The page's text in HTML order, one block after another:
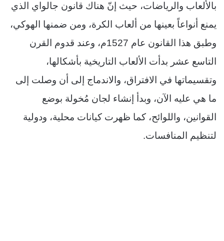
بالألعاب والرياضات، حيث إنّ هناك قانون جالواي الذي
يمنع أنواعاً بعينها من ألعاب الكرة، ومن ضمنها الهوكي،
وطبق هذا القانون عام 1527م، وعند قدوم القرن
التاسع عشر بدأت الألعاب التاريخية بأشكالها،
وتقسيماتها في الافتراق، والاندماج إلى أن وصلت إلى
ما هي عليه الآن، وبدأ إنشاء لجان مُخولة بوضع
القوانين، واللوائح، كما ظهرت كيانات محلية، ودولية
لتنظيم المنافسات.